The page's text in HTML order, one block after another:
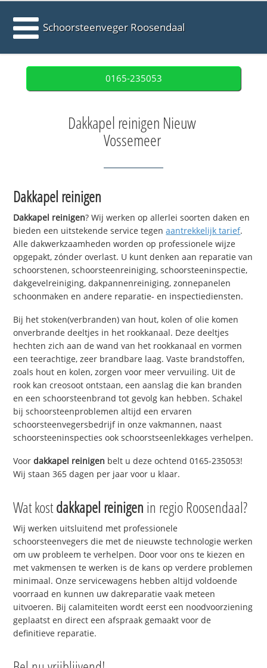
Schoorsteenveger Roosendaal
0165-235053
Dakkapel reinigen Nieuw
Vossemeer
Dakkapel reinigen
Dakkapel reinigen? Wij werken op allerlei soorten daken en
bieden een uitstekende service tegenaantrekkelijk tarief.
Alle dakwerkzaamheden worden op professionele wijze
opgepakt, zónder overlast. U kunt denken aan reparatie van
schoorstenen, schoorsteenreiniging, schoorsteeninspectie,
dakgevelreiniging, dakpannenreiniging, zonnepanelen
schoonmaken en andere reparatie- en inspectiediensten.
Bij het stoken(verbranden) van hout, kolen of olie komen
onverbrande deeltjes in het rookkanaal. Deze deeltjes
hechten zich aan de wand van het rookkanaal en vormen
een teerachtige, zeer brandbare laag. Vaste brandstoffen,
zoals hout en kolen, zorgen voor meer vervuiling. Uit de
rook kan creosoot ontstaan, een aanslag die kan branden
en een schoorsteenbrand tot gevolg kan hebben. Schakel
bij schoorsteenproblemen altijd een ervaren
schoorsteenvegersbedrijf in onze vakmannen, naast
schoorsteeninspecties ook schoorstseenlekkages verhelpen.
Voordakkapel reinigen belt u deze ochtend 0165-235053!
Wij staan 365 dagen per jaar voor u klaar.
Wat kostdakkapel reinigen in regio Roosendaal?
Wij werken uitsluitend met professionele
schoorsteenvegers die met de nieuwste technologie werken
om uw probleem te verhelpen. Door voor ons te kiezen en
met vakmensen te werken is de kans op verdere problemen
minimaal. Onze servicewagens hebben altijd voldoende
voorraad en kunnen uw dakreparatie vaak meteen
uitvoeren. Bij calamiteiten wordt eerst een noodvoorziening
geplaatst en direct een afspraak gemaakt voor de
definitieve reparatie.